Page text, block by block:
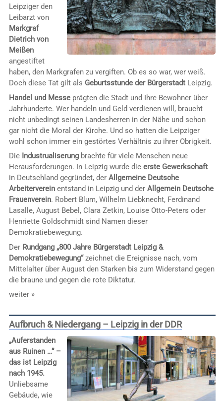
Leipziger den
Leibarzt von
Markgraf
Dietrich von
Meißen
angestiftet
haben, den Markgrafen zu vergiften. Ob es so war, wer weiß.
Doch diese Tat gilt als Geburtsstunde der BürgerstadtLeipzig.
Handel und Messeprägten die Stadt und Ihre Bewohner über
Jahrhunderte. Wer handeln und Geld verdienen will, braucht
nicht unbedingt seinen Landesherren in der Nähe und schon
gar nicht die Moral der Kirche. Und so hatten die Leipziger
wohl schon immer ein gestörtes Verhältnis zu ihrer Obrigkeit.
Die Industrualiserungbrachte für viele Menschen neue
Herausforderungen. In Leipzig wurde die erste Gewerkschaft
in Deutschland gegründet, der Allgemeine Deutsche
Arbeitervereinentstand in Leipzig und der Allgemein Deutsche
Frauenverein. Robert Blum, Wilhelm Liebknecht, Ferdinand
Lasalle, August Bebel, Clara Zetkin, Louise Otto-Peters oder
Henriette Goldschmidt sind Namen dieser
Demokratiebewegung.
Der Rundgang „800 Jahre Bürgerstadt Leipzig &
Demokratiebewegung“zeichnet die Ereignisse nach, vom
Mittelalter über August den Starken bis zum Widerstand gegen
die braune und gegen die rote Diktatur.
weiter »
Aufbruch & Niedergang – Leipzig in der DDR
„Auferstanden
aus Ruinen …“ –
das ist Leipzig
nach 1945.
Unliebsame
Gebäude, wie